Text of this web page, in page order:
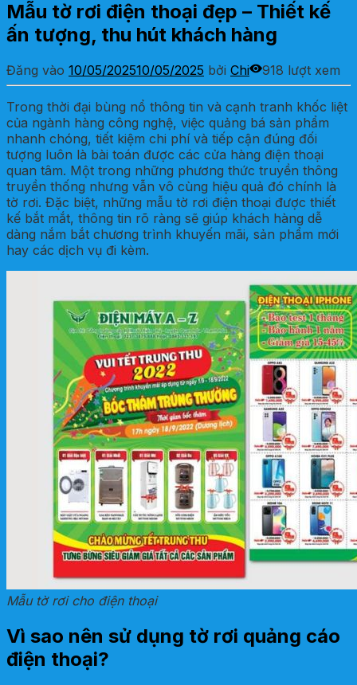
Mẫu tờ rơi điện thoại đẹp – Thiết kế
ấn tượng, thu hút khách hàng
Đăng vào 10/05/202510/05/2025 bởi Chi 918 lượt xem
Trong thời đại bùng nổ thông tin và cạnh tranh khốc liệt
của ngành hàng công nghệ, việc quảng bá sản phẩm
nhanh chóng, tiết kiệm chi phí và tiếp cận đúng đối
tượng luôn là bài toán được các cửa hàng điện thoại
quan tâm. Một trong những phương thức truyền thông
truyền thống nhưng vẫn vô cùng hiệu quả đó chính là
tờ rơi. Đặc biệt, những mẫu tờ rơi điện thoại được thiết
kế bắt mắt, thông tin rõ ràng sẽ giúp khách hàng dễ
dàng nắm bắt chương trình khuyến mãi, sản phẩm mới
hay các dịch vụ đi kèm.
Mẫu tờ rơi cho điện thoại
Vì sao nên sử dụng tờ rơi quảng cáo
điện thoại?